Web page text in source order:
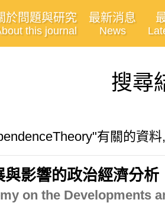
於問題與研究
this journal
最新消息
News
搜尋
有關的資
影響的政治經濟分析
on the Developments